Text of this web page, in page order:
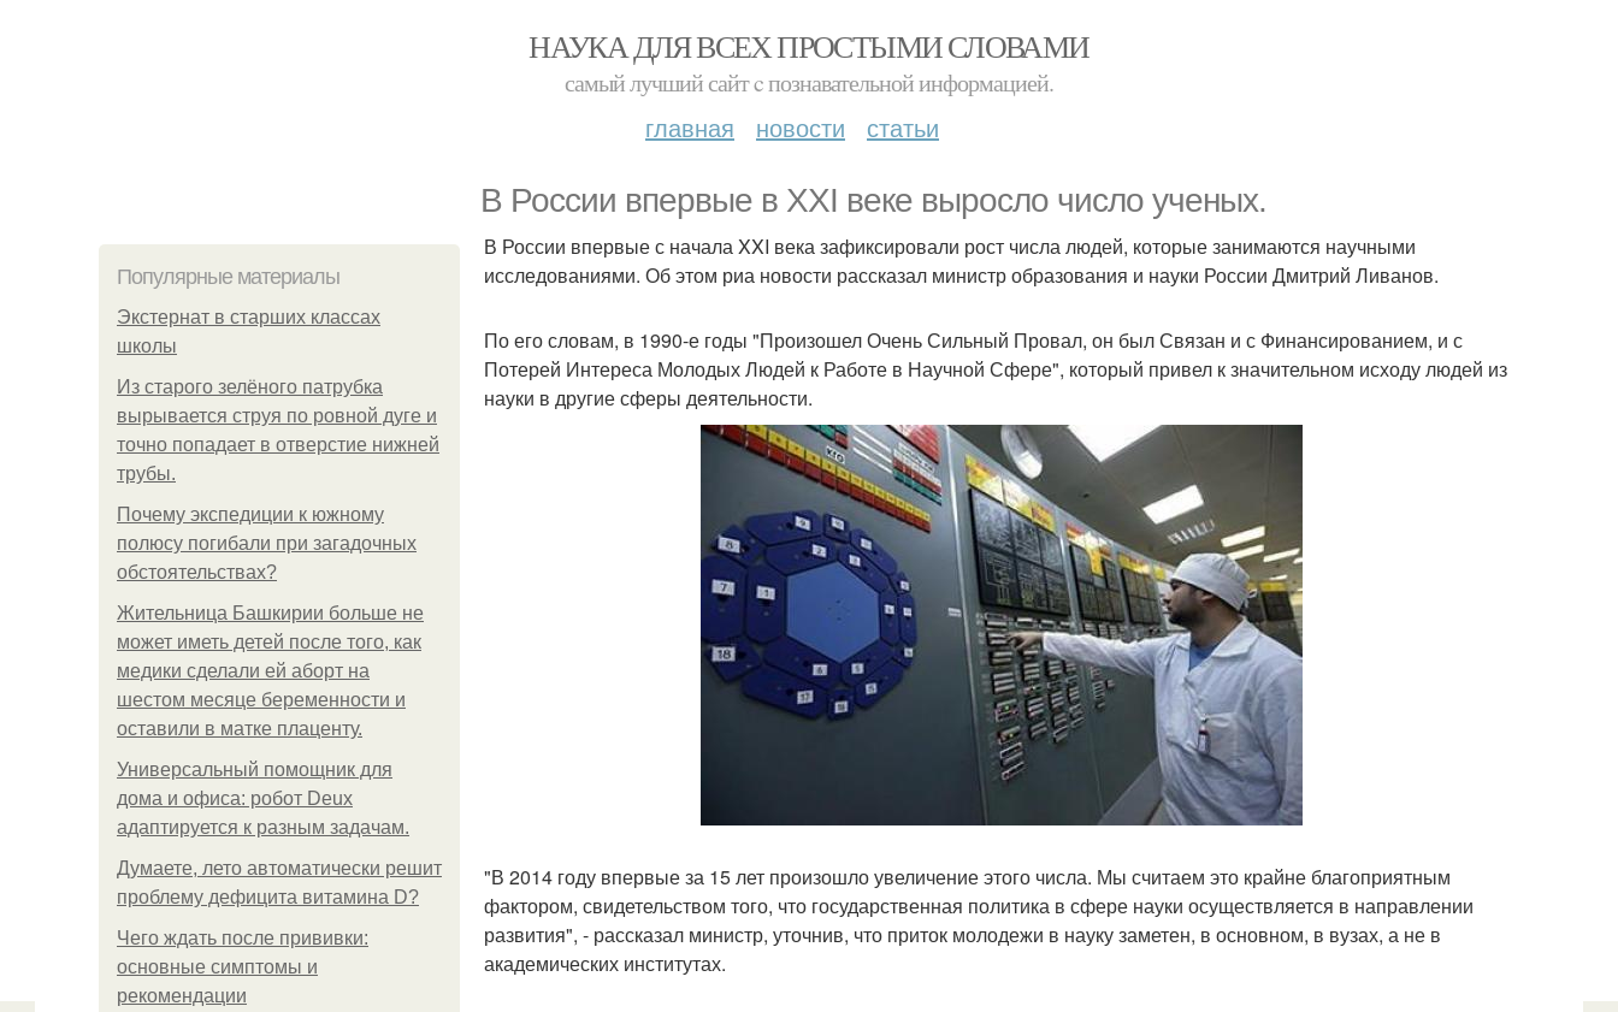
НАУКА ДЛЯ ВСЕХ ПРОСТЫМИ СЛОВАМИ
самый лучший сайт c познавательной информацией.
главная новости статьи
В России впервые в XXI веке выросло число ученых.
Популярные материалы
Экстернат в старших классах
школы
Из старого зелёного патрубка
вырывается струя по ровной дуге и
точно попадает в отверстие нижней
трубы.
Почему экспедиции к южному
полюсу погибали при загадочных
обстоятельствах?
Жительница Башкирии больше не
может иметь детей после того, как
медики сделали ей аборт на
шестом месяце беременности и
оставили в матке плаценту.
Универсальный помощник для
дома и офиса: робот Deux
адаптируется к разным задачам.
Думаете, лето автоматически решит
проблему дефицита витамина D?
Чего ждать после прививки:
основные симптомы и
рекомендации
В России впервые с начала XXI века зафиксировали рост числа людей, которые занимаются научными
исследованиями. Об этом риа новости рассказал министр образования и науки России Дмитрий Ливанов.
По его словам, в 1990-е годы "Произошел Очень Сильный Провал, он был Связан и с Финансированием, и с
Потерей Интереса Молодых Людей к Работе в Научной Сфере", который привел к значительном исходу людей из
науки в другие сферы деятельности.
"В 2014 году впервые за 15 лет произошло увеличение этого числа. Мы считаем это крайне благоприятным
фактором, свидетельством того, что государственная политика в сфере науки осуществляется в направлении
развития", - рассказал министр, уточнив, что приток молодежи в науку заметен, в основном, в вузах, а не в
академических институтах.